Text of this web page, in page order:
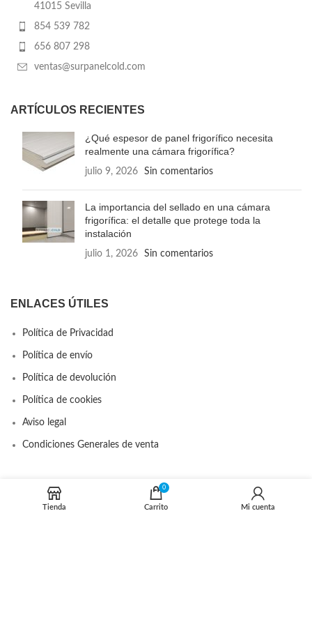
41015 Sevilla
854 539 782
656 807 298
ventas@surpanelcold.com
ARTÍCULOS RECIENTES
¿Qué espesor de panel frigorífico necesita
realmente una cámara frigorífica?
julio 9, 2026 Sin comentarios
La importancia del sellado en una cámara
frigorífica: el detalle que protege toda la
instalación
julio 1, 2026 Sin comentarios
ENLACES ÚTILES
Política de Privacidad
Política de envío
Política de devolución
Política de cookies
Aviso legal
Condiciones Generales de venta
DISTRIBUIDOR OFICIAL
Tienda
0
Carrito Mi cuenta